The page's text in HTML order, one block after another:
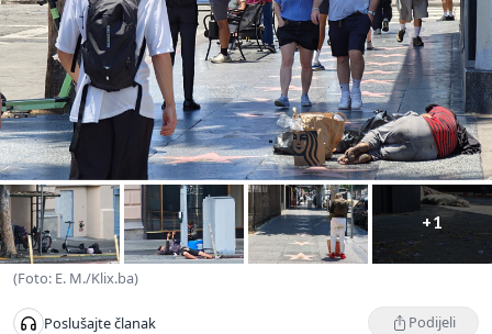
+1
(Foto: E. M./Klix.ba)
Poslušajte članak Podijeli